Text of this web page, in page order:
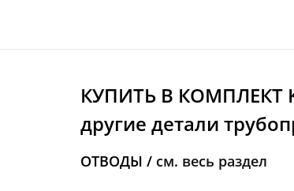
КУПИТЬ В КОМПЛЕКТ
другие детали
ОТВОДЫ / см. весь раздел